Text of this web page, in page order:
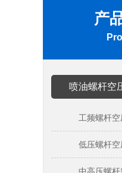
产
喷油螺杆空
工频螺杆
低压螺杆空